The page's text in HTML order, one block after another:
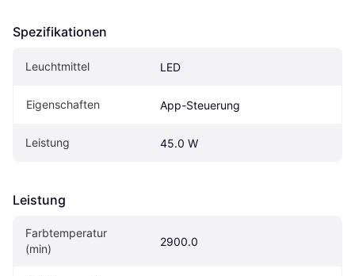
Spezifikationen
Leuchtmittel LED
Eigen­schaften App-Steuerung
Leistung 45.0 W
Leistung
Farbtemperatur
(min)
2900.0